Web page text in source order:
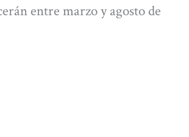
entre marzo y agosto de